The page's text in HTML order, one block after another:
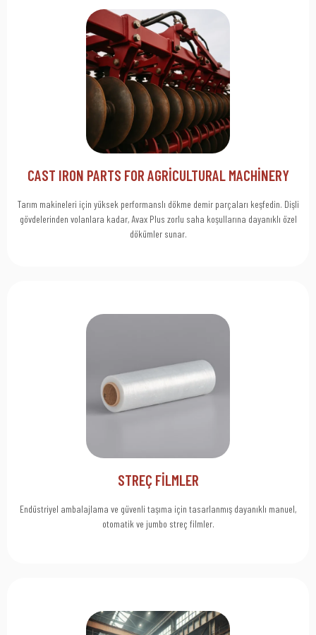
CAST IRON PARTS FOR AGRICULTURAL MACHINERY
Tarım makineleri için yüksek performanslı dökme demir parçaları keşfedin. Dişli
gövdelerinden volanlara kadar, Avax Plus zorlu saha koşullarına dayanıklı özel
dökümler sunar.
Birlikte Üretelim
Çizimlerinizi veya teknik spesifikasyonlarınızı bize gönderin;
tasarımdan teslimata kadar güvenilirlik, hassasiyet ve mühendislik
desteği sunalım.
Click Here
STREÇ FİLMLER
Endüstriyel ambalajlama ve güvenli taşıma için tasarlanmış dayanıklı manuel,
otomatik ve jumbo streç filmler.
Ürünlerinizi Güvence Altına Alın
Click Here